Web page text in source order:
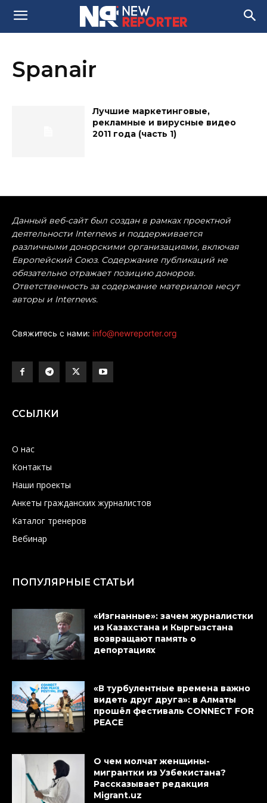
Spanair
Лучшие маркетинговые,
рекламные и вирусные видео
2011 года (часть 1)
Данный веб-сайт был создан в рамках проектной
деятельности Internews и поддерживается
различными донорскими организациями, включая
Европейский Союз. Содержание публикаций не
обязательно отражает позицию доноров.
Ответственность за содержание материалов несут
авторы и Internews.
Свяжитесь с нами: info@newreporter.org
ССЫЛКИ
О нас
Контакты
Наши проекты
Анкеты гражданских журналистов
Каталог тренеров
Вебинар
ПОПУЛЯРНЫЕ СТАТЬИ
«Изгнанные»: зачем журналистки
из Казахстана и Кыргызстана
возвращают память о
депортациях
«В турбулентные времена важно
видеть друг друга»: в Алматы
прошёл фестиваль CONNECT FOR
PEACE
О чем молчат женщины-
мигрантки из Узбекистана?
Рассказывает редакция
Migrant.uz